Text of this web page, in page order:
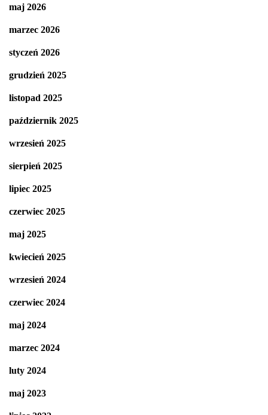
maj 2026
marzec 2026
styczeń 2026
grudzień 2025
listopad 2025
październik 2025
wrzesień 2025
sierpień 2025
lipiec 2025
czerwiec 2025
maj 2025
kwiecień 2025
wrzesień 2024
czerwiec 2024
maj 2024
marzec 2024
luty 2024
maj 2023